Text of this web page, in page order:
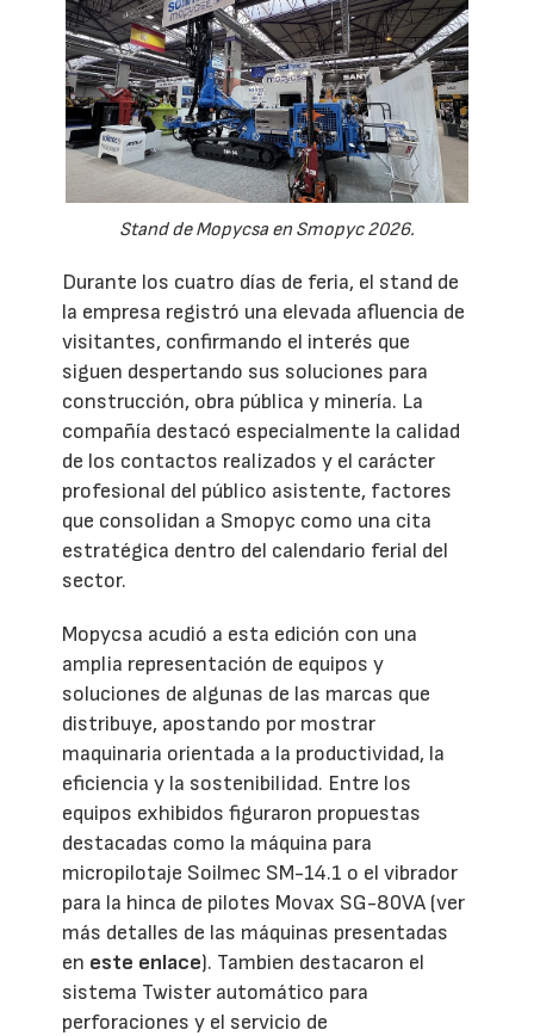
Stand de Mopycsa en Smopyc 2026.
Durante los cuatro días de feria, el stand de
la empresa registró una elevada afluencia de
visitantes, confirmando el interés que
siguen despertando sus soluciones para
construcción, obra pública y minería. La
compañía destacó especialmente la calidad
de los contactos realizados y el carácter
profesional del público asistente, factores
que consolidan a Smopyc como una cita
estratégica dentro del calendario ferial del
sector.
Mopycsa acudió a esta edición con una
amplia representación de equipos y
soluciones de algunas de las marcas que
distribuye, apostando por mostrar
maquinaria orientada a la productividad, la
eficiencia y la sostenibilidad. Entre los
equipos exhibidos figuraron propuestas
destacadas como la máquina para
micropilotaje Soilmec SM-14.1 o el vibrador
para la hinca de pilotes Movax SG-80VA (ver
más detalles de las máquinas presentadas
en este enlace). Tambien destacaron el
sistema Twister automático para
perforaciones y el servicio de